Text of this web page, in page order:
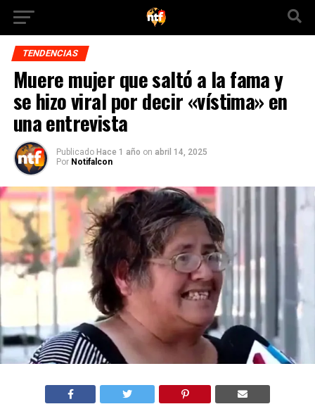
TENDENCIAS
Muere mujer que saltó a la fama y
se hizo viral por decir «vístima» en
una entrevista
Publicado Hace 1 año on abril 14, 2025
Por Notifalcon